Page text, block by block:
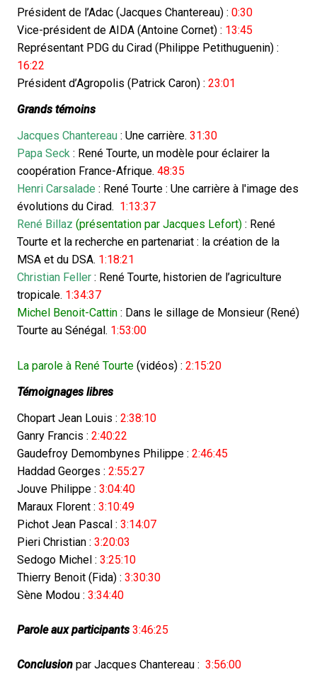
Président de l’Adac (Jacques Chantereau) : 0:30
Vice-président de AIDA (Antoine Cornet) : 13:45
Représentant PDG du Cirad (Philippe Petithuguenin) :
16:22
Président d’Agropolis (Patrick Caron) : 23:01
Grands témoins
Jacques Chantereau : Une carrière. 31:30
Papa Seck : René Tourte, un modèle pour éclairer la
coopération France-Afrique. 48:35
Henri Carsalade : René Tourte : Une carrière à l'image des
évolutions du Cirad. 1:13:37
René Billaz (présentation par Jacques Lefort) : René
Tourte et la recherche en partenariat : la création de la
MSA et du DSA. 1:18:21
Christian Feller : René Tourte, historien de l’agriculture
tropicale. 1:34:37
Michel Benoit-Cattin : Dans le sillage de Monsieur (René)
Tourte au Sénégal. 1:53:00
La parole à René Tourte (vidéos) : 2:15:20
Témoignages libres
Chopart Jean Louis : 2:38:10
Ganry Francis : 2:40:22
Gaudefroy Demombynes Philippe : 2:46:45
Haddad Georges : 2:55:27
Jouve Philippe : 3:04:40
Maraux Florent : 3:10:49
Pichot Jean Pascal : 3:14:07
Pieri Christian : 3:20:03
Sedogo Michel : 3:25:10
Thierry Benoit (Fida) : 3:30:30
Sène Modou : 3:34:40
Parole aux participants 3:46:25
Conclusion par Jacques Chantereau : 3:56:00